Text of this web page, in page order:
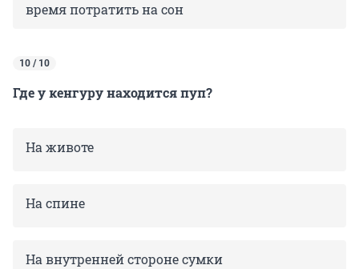
время потратить на сон
10 / 10
Где у кенгуру находится пуп?
На животе
На спине
На внутренней стороне сумки